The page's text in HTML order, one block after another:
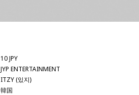
10 JPY
JYP ENTERTAINMENT
ITZY (있지)
韓国